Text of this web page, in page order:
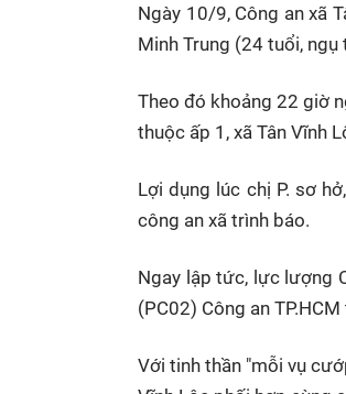
Ngày 10/9, Công an xã
Minh Trung (24 tuổi,
Theo đó khoảng 22 giờ
thuộc ấp 1, xã Tân Vĩnh
Lợi dụng lúc chị P. sơ
công an xã trình báo.
Ngay lập tức, lực lượng
(PC02) Công an
Với tinh thần "mỗi vụ